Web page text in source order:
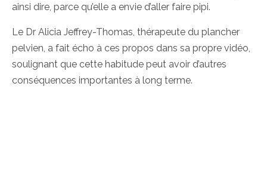
ainsi dire, parce qu’elle a envie d’aller faire pipi.
Le Dr Alicia Jeffrey-Thomas, thérapeute du plancher
pelvien, a fait écho à ces propos dans sa propre vidéo,
soulignant que cette habitude peut avoir d’autres
conséquences importantes à long terme.